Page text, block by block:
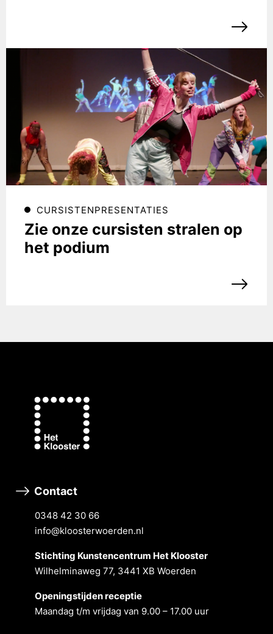
CURSISTENPRESENTATIES
Zie onze cursisten stralen op
het podium
Contact
0348 42 30 66
info@kloosterwoerden.nl
Stichting Kunstencentrum Het Klooster
Wilhelminaweg 77, 3441 XB Woerden
Openingstĳden receptie
Maandag t/m vrĳdag van 9.00 – 17.00 uur